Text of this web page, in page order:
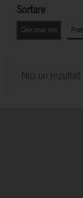
Sortare
Cele mai noi Pret
Nici un rezultat